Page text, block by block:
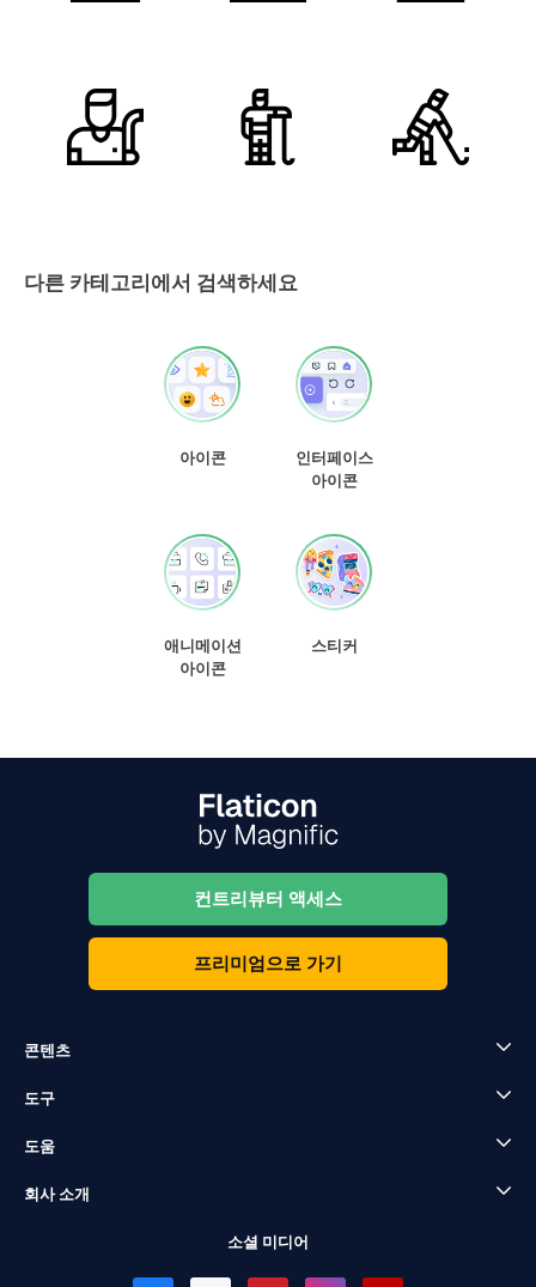
다른 카테고리에서 검색하세요
아이콘
인터페이스
아이콘
애니메이션
아이콘
스티커
컨트리뷰터 액세스
프리미엄으로 가기
콘텐츠
도구
도움
회사 소개
소셜 미디어